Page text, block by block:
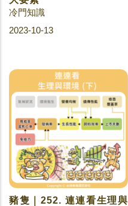
冷門知識
2023-10-13
豬隻｜252. 連連看生理與